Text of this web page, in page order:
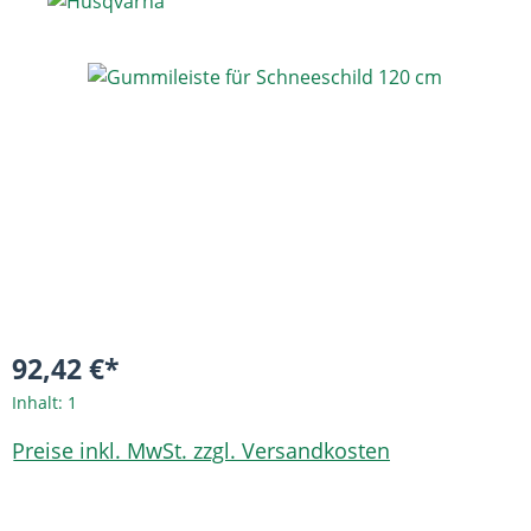
Bildergalerie überspringen
92,42 €*
Inhalt: 1
Preise inkl. MwSt. zzgl. Versandkosten